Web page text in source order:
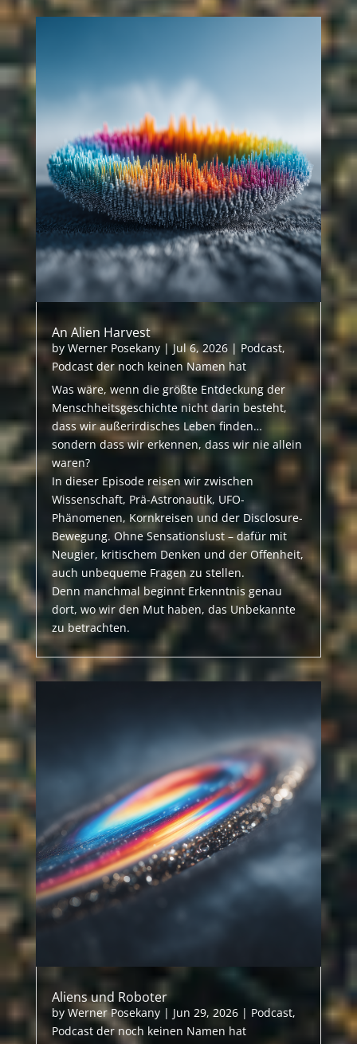
An Alien Harvest
by Werner Posekany|Jul 6, 2026| Podcast,
Podcast der noch keinen Namen hat
Was wäre, wenn die größte Entdeckung der
Menschheitsgeschichte nicht darin besteht,
dass wir außerirdisches Leben finden…
sondern dass wir erkennen, dass wir nie allein
waren?
In dieser Episode reisen wir zwischen
Wissenschaft, Prä-Astronautik, UFO-
Phänomenen, Kornkreisen und der Disclosure-
Bewegung. Ohne Sensationslust – dafür mit
Neugier, kritischem Denken und der Offenheit,
auch unbequeme Fragen zu stellen.
Denn manchmal beginnt Erkenntnis genau
dort, wo wir den Mut haben, das Unbekannte
zu betrachten.
Aliens und Roboter
by Werner Posekany| Jun 29, 2026| Podcast,
Podcast der noch keinen Namen hat